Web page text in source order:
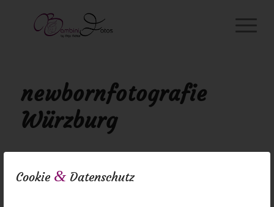
Cookie & Datenschutz
newbornfotografie
Würzburg